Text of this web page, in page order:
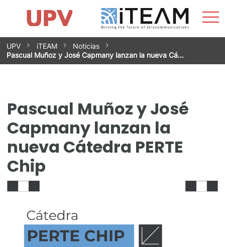
Saltar
contenido
Impacto
Grupos de investigación
Instalaciones
Spin-offs
Contacto
Prácticas
Noticias
Unidad de Igualdad
UPV iTEAM
Noticias
Pascual Muñoz y José Capmany lanzan la nueva Cá…
Pascual Muñoz y José
Capmany lanzan la
nueva Cátedra PERTE
Chip